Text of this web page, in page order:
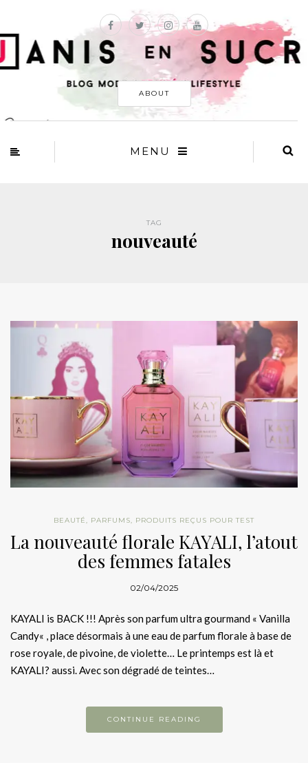
ABOUT
MENU
TAG
nouveauté
BEAUTÉ, PARFUMS, PRODUITS REÇUS POUR TEST
La nouveauté florale KAYALI, l’atout
des femmes fatales
02/04/2025
KAYALI is BACK !!! Après son parfum ultra gourmand « Vanilla
Candy« , place désormais à une eau de parfum florale à base de
rose royale, de pivoine, de violette… Le printemps est là et
KAYALI? aussi. Avec son dégradé de teintes…
CONTINUE READING